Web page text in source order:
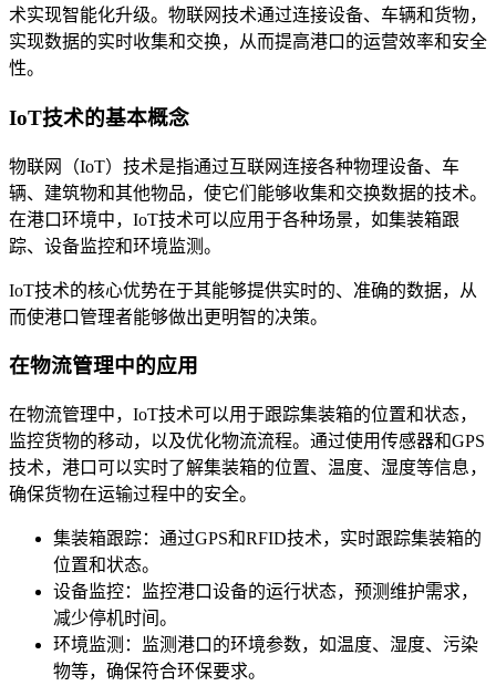
术实现智能化升级。物联网技术通过连接设备、车辆和货物，
实现数据的实时收集和交换，从而提高港口的运营效率和安全
性。
IoT技术的基本概念
物联网（IoT）技术是指通过互联网连接各种物理设备、车
辆、建筑物和其他物品，使它们能够收集和交换数据的技术。
在港口环境中，IoT技术可以应用于各种场景，如集装箱跟
踪、设备监控和环境监测。
IoT技术的核心优势在于其能够提供实时的、准确的数据，从
而使港口管理者能够做出更明智的决策。
在物流管理中的应用
在物流管理中，IoT技术可以用于跟踪集装箱的位置和状态，
监控货物的移动，以及优化物流流程。通过使用传感器和GPS
技术，港口可以实时了解集装箱的位置、温度、湿度等信息，
确保货物在运输过程中的安全。
集装箱跟踪：通过GPS和RFID技术，实时跟踪集装箱的
位置和状态。
设备监控：监控港口设备的运行状态，预测维护需求，
减少停机时间。
环境监测：监测港口的环境参数，如温度、湿度、污染
物等，确保符合环保要求。